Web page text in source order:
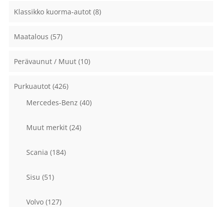
Klassikko kuorma-autot (8)
Maatalous (57)
Perävaunut / Muut (10)
Purkuautot (426)
Mercedes-Benz (40)
Muut merkit (24)
Scania (184)
Sisu (51)
Volvo (127)